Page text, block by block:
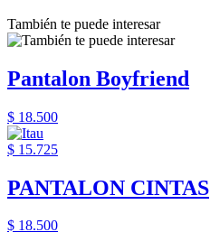
También te puede interesar
Pantalon Boyfriend
$ 18.500
$ 15.725
PANTALON CINTAS
$ 18.500